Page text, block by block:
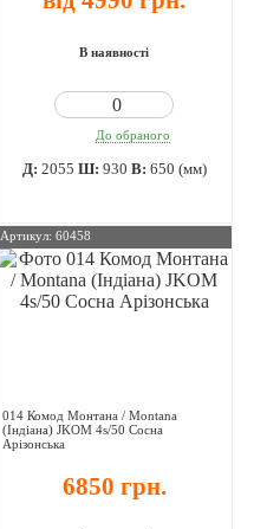
В наявності
До обраного
Д: 2055 Ш: 930 В: 650 (мм)
Артикул: 60458
014 Комод Монтана / Montana
(Індіана) JKOM 4s/50 Сосна
Арізонська
6850 грн.